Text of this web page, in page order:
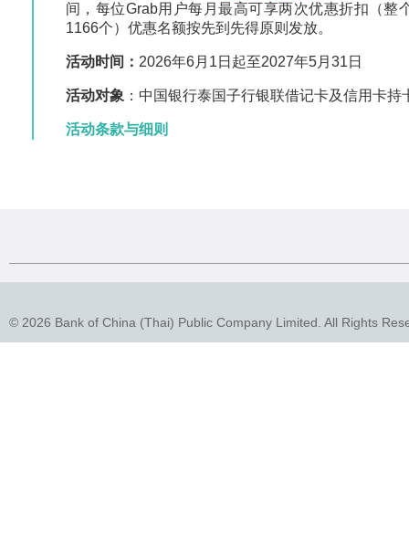
间，每位Grab用户每月最高可享两次优惠折扣（整
1166个）优惠名额按先到先得原则发放。
活动时间： 2026年6月1日起至2027年5月31日
活动对象 ：中国银行泰国子行银联借记卡及信用卡持
活动条款与细则
© 2026 Bank of China (Thai) Public Company Limited. All Rights